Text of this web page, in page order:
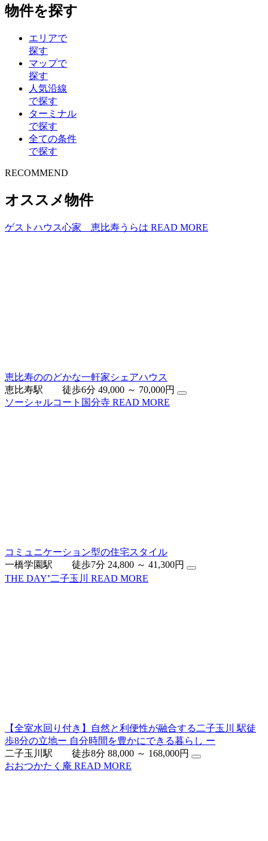
物件を探す
エリアで
探す
マップで
探す
人気沿線
で探す
ターミナル
で探す
全ての条件
で探す
RECOMMEND
オススメ物件
ゲストハウス心家 恵比寿うらは READ MORE
恵比寿ののどかな一軒家シェアハウス
恵比寿駅 徒歩6分 49,000 ～ 70,000円
ソーシャルコート国分寺 READ MORE
コミュニケーション型の住宅スタイル
一橋学園駅 徒歩7分 24,800 ～ 41,300円
THE DAY⁺二子玉川
READ MORE
【全室水回り付き】自然と利便性が融合する二子玉川 駅徒
歩8分の立地ー 自分時間を豊かにできる暮らし ー
二子玉川駅 徒歩8分 88,000 ～ 168,000円
おおつかたく庵 READ MORE